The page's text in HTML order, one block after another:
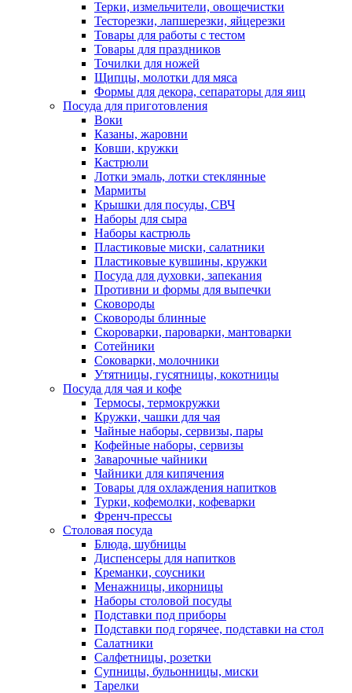
Терки, измельчители, овощечистки
Тесторезки, лапшерезки, яйцерезки
Товары для работы с тестом
Товары для праздников
Точилки для ножей
Щипцы, молотки для мяса
Формы для декора, сепараторы для яиц
Посуда для приготовления
Воки
Казаны, жаровни
Ковши, кружки
Кастрюли
Лотки эмаль, лотки стеклянные
Мармиты
Крышки для посуды, СВЧ
Наборы для сыра
Наборы кастрюль
Пластиковые миски, салатники
Пластиковые кувшины, кружки
Посуда для духовки, запекания
Противни и формы для выпечки
Сковороды
Сковороды блинные
Скороварки, пароварки, мантоварки
Сотейники
Соковарки, молочники
Утятницы, гусятницы, кокотницы
Посуда для чая и кофе
Термосы, термокружки
Кружки, чашки для чая
Чайные наборы, сервизы, пары
Кофейные наборы, сервизы
Заварочные чайники
Чайники для кипячения
Товары для охлаждения напитков
Турки, кофемолки, кофеварки
Френч-прессы
Столовая посуда
Блюда, шубницы
Диспенсеры для напитков
Креманки, соусники
Менажницы, икорницы
Наборы столовой посуды
Подставки под приборы
Подставки под горячее, подставки на стол
Салатники
Салфетницы, розетки
Супницы, бульонницы, миски
Тарелки